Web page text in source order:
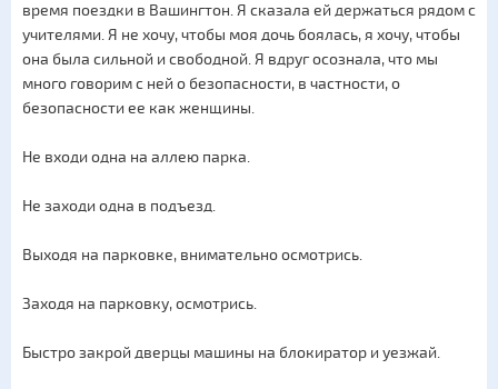
время поездки в Вашингтон. Я сказала ей держаться рядом с
учителями. Я не хочу, чтобы моя дочь боялась, я хочу, чтобы
она была сильной и свободной. Я вдруг осознала, что мы
много говорим с ней о безопасности, в частности, о
безопасности ее как женщины.
Не входи одна на аллею парка.
Не заходи одна в подъезд.
Выходя на парковке, внимательно осмотрись.
Заходя на парковку, осмотрись.
Быстро закрой дверцы машины на блокиратор и уезжай.